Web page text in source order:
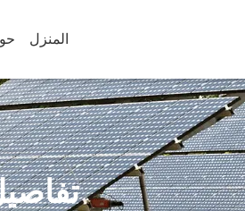
المنزل